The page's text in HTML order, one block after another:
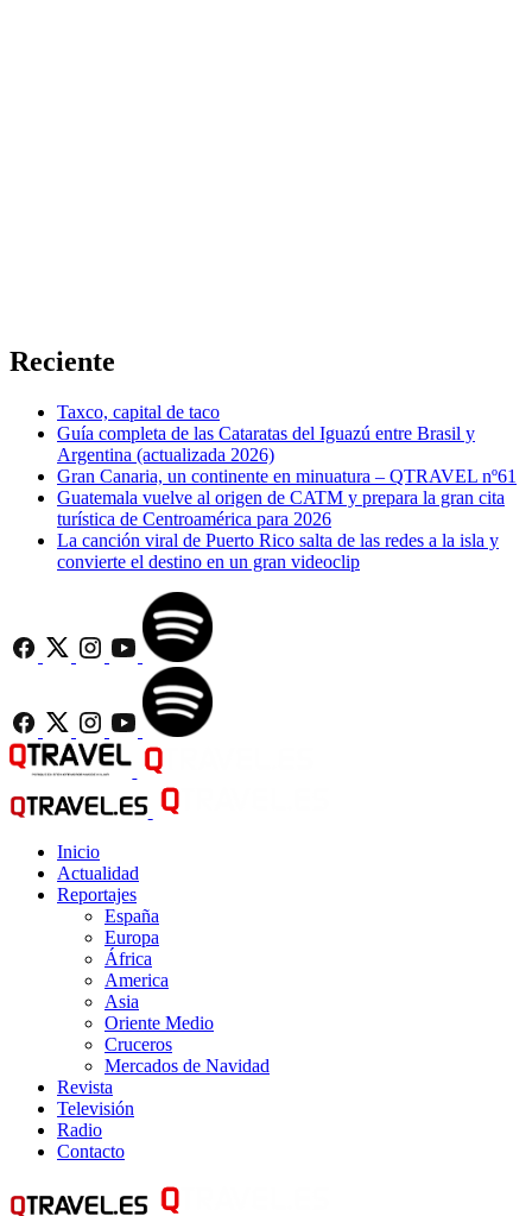
Reciente
Taxco, capital de taco
Guía completa de las Cataratas del Iguazú entre Brasil y
Argentina (actualizada 2026)
Gran Canaria, un continente en minuatura – QTRAVEL nº61
Guatemala vuelve al origen de CATM y prepara la gran cita
turística de Centroamérica para 2026
La canción viral de Puerto Rico salta de las redes a la isla y
convierte el destino en un gran videoclip
Inicio
Actualidad
Reportajes
España
Europa
África
America
Asia
Oriente Medio
Cruceros
Mercados de Navidad
Revista
Televisión
Radio
Contacto